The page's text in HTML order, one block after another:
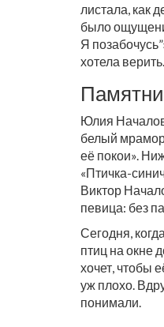
листала, как
было
Я
хотела верить.
Юлия
белый
её покои».
«Птичка-
Виктор
певица: без
Сегодня,
птиц на окне
хочет, чтобы
уж плохо.
понимали.